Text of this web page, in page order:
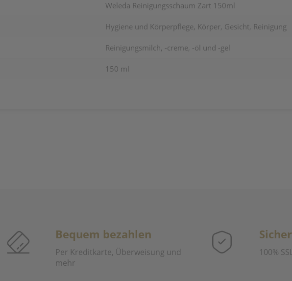
Weleda Reinigungsschaum Zart 150ml
Hygiene und Körperpflege, Körper, Gesicht, Reinigung
Reinigungsmilch, -creme, -öl und -gel
150 ml
Bequem bezahlen
Per Kreditkarte, Überweisung und
mehr
100%